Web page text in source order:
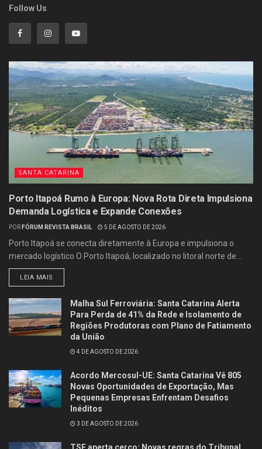
Follow Us
SANTA CATARINA
Porto Itapoá Rumo à Europa: Nova Rota Direta Impulsiona
Demanda Logística e Expande Conexões
POR FÓRUM REVISTA BRASIL 5 DE AGOSTO DE 2026
Porto Itapoá se conecta diretamente à Europa e impulsiona o
mercado logístico O Porto Itapoá, localizado no litoral norte de...
LEIA MAIS
Malha Sul Ferroviária: Santa Catarina Alerta
Para Perda de 41% da Rede e Isolamento de
Regiões Produtoras com Plano de Fatiamento
da União
4 DE AGOSTO DE 2026
Acordo Mercosul-UE: Santa Catarina Vê 805
Novas Oportunidades de Exportação, Mas
Pequenas Empresas Enfrentam Desafios
Inéditos
3 DE AGOSTO DE 2026